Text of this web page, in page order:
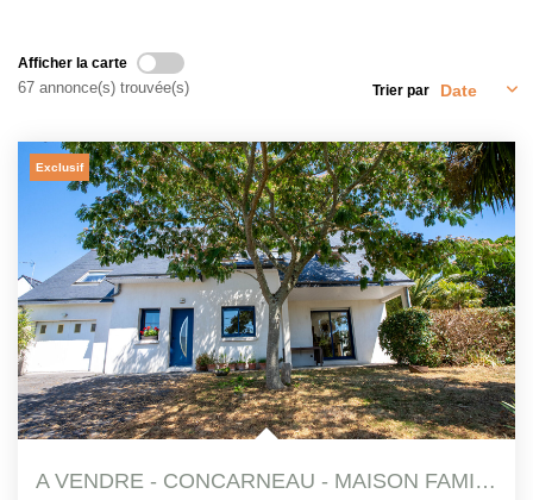
Afficher la carte
67 annonce(s) trouvée(s) Trier par
Exclusif
A VENDRE - CONCARNEAU - MAISON FAMILIALE DE 140 M² ENV DANS...